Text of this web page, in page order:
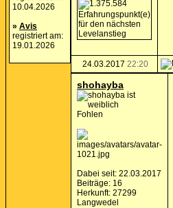
10.04.2026
» Avis
registriert am:
19.01.2026
24.03.2017 22:20
shohayba
Fohlen
Dabei seit: 22.03.2017
Beiträge: 16
Herkunft: 27299
Langwedel